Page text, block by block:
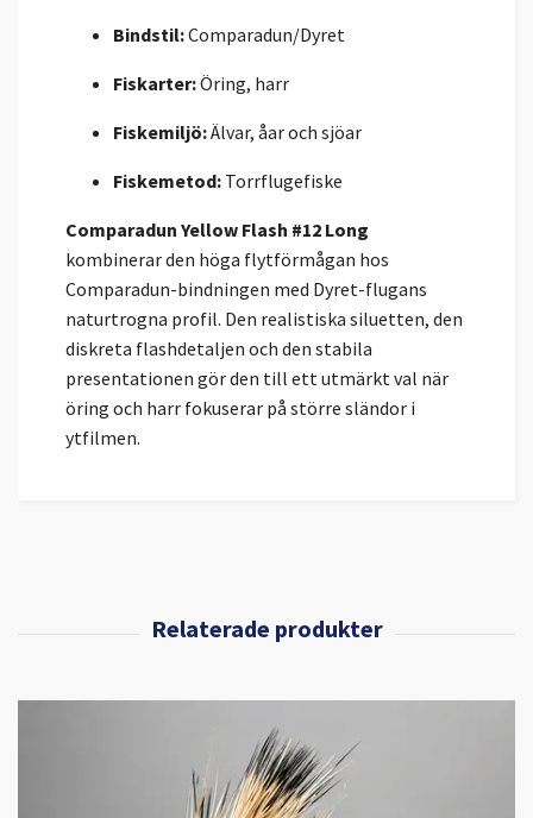
Bindstil:Comparadun/Dyret
Fiskarter:Öring, harr
Fiskemiljö:Älvar, åar och sjöar
Fiskemetod: Torrflugefiske
Comparadun Yellow Flash #12 Long
kombinerar den höga flytförmågan hos
Comparadun-bindningen med Dyret-flugans
naturtrogna profil. Den realistiska siluetten, den
diskreta flashdetaljen och den stabila
presentationen gör den till ett utmärkt val när
öring och harr fokuserar på större sländor i
ytfilmen.